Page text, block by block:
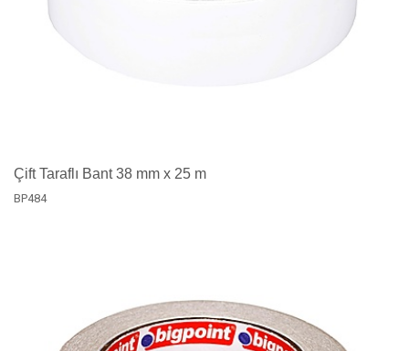
Çift Taraflı Bant 38 mm x 25 m
BP484